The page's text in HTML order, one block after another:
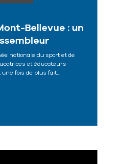
Bellevue : un
nationale du sport et de
et éducateurs
une fois de plus fait…